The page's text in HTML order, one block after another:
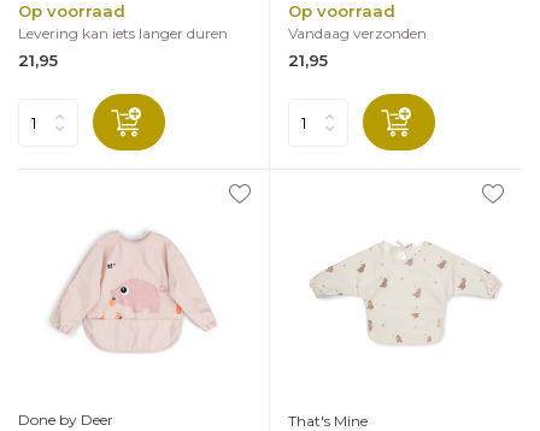
Op voorraad
Levering kan iets langer duren
21,95
Op voorraad
Vandaag verzonden
21,95
Done by Deer That's Mine